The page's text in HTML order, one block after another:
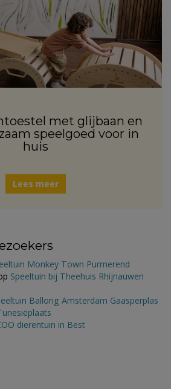
met glijbaan en
speelgoed voor in
huis
Lees meer
Monkey Town Purmerend
Speeltuin bij Theehuis Rhijnauwen
Ballorig Amsterdam Gaasperplas
dierentuin in Best